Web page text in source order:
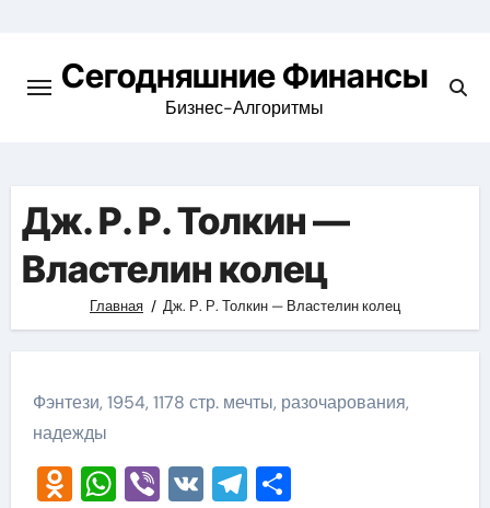
содержимомуСегодняшние Финансы
Бизнес-Алгоритмы
Дж. Р. Р. Толкин —
Властелин колец
Главная Дж. Р. Р. Толкин — Властелин колец
Фэнтези, 1954, 1178 стр. мечты, разочарования,
надежды
Odnoklassniki
WhatsApp
Viber
VKTelegram
Отправить